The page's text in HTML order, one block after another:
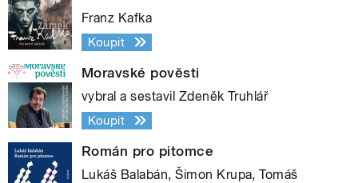
Franz Kafka
Koupit
Moravské pověsti
vybral a sestavil Zdeněk Truhlář
Koupit
Román pro pitomce
Lukáš Balabán, Šimon Krupa, Tomáš